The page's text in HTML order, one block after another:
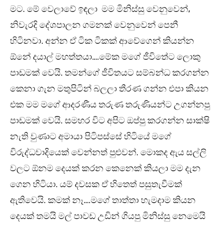
මට. මේ වෙලාවේ ඉඳලා මම මිනිස්සු වෙනුවෙන්,
නිවැරදි දේශපාලන ගමනක් වෙනුවෙන් පෙනී
හිටිනවා. අන්න ඒ ටික ටිකක් ආවේගෙන් කියන්න
ඕනේ දයාල් මහත්තයා….මේක මගේ ජීවිතේට ලොකු
පාඩමක් වෙයි. තමන්ගේ ජීවිතයට සම්බන්ධ කරගන්න
කෙනා ගැන මතුපිටින් බලලා තීරණ ගන්න එපා කියන
එක මම මගේ ආදරණීය තරුණ තරුණියන්ට උගන්නපු
පාඩමක් වෙයි. සමහර විට අපිට ඔප්පු කරගන්න සාක්ෂි
නැති වුණාට අමායා පිටිපස්සේ හිටියේ මගේ
විරුද්ධවාදියෙක් වෙන්නත් පුළුවන්. මොකද ඇය සල්ලි
වලට ඕනම දෙයක් කරන කෙනෙක් කියලා මම දැන
ගෙන හිටියා. යම් දවසක ඒ හිතෙත් පසුතැවීමක්
ඇතිවෙයි. කමක් නෑ….මගේ තාත්තා හැමදාම කියන
දෙයක් තමයි මල් පාවඩ උඩින් ගියපු මිනිස්සු නෙමෙයි